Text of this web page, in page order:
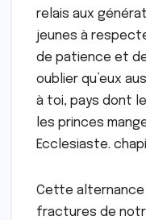
relais aux
jeunes à
de patience et
oublier qu’eux
à toi, pays dont
les princes
Ecclesiaste.
Cette
fractures de